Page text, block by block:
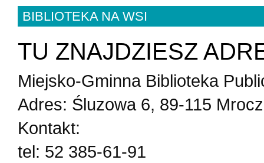
BIBLIOTEKA NA WSI
TU ZNAJDZIESZ
Miejsko-Gminna Biblioteka
Adres: Śluzowa 6, 89-115
Kontakt:
tel: 52 385-61-91